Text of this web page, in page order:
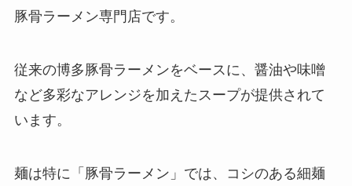
豚骨ラーメン専門店です。
従来の博多豚骨ラーメンをベースに、醤油や味噌
など多彩なアレンジを加えたスープが提供されて
います。
麺は特に「豚骨ラーメン」では、コシのある細麺